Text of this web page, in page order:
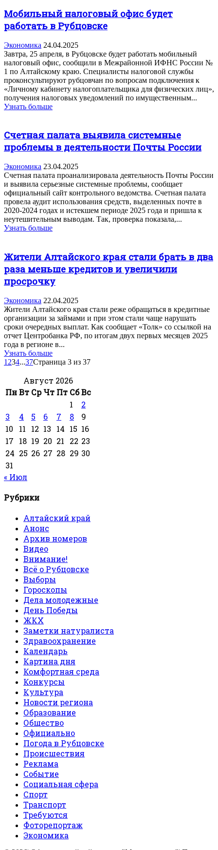
Мобильный налоговый офис будет
работать в Рубцовске
Экономика 24.04.2025
Завтра, 25 апреля, в Рубцовске будет работать мобильный
налоговый офис, сообщили в Межрайонной ИФНС России №
1 по Алтайскому краю. Специалисты налоговой службы
проконсультируют рубцовчан по вопросам подключения к
«Личному кабинету налогоплательщика для физических лиц»,
получения налоговых уведомлений по имущественным...
Узнать больше
Счетная палата выявила системные
проблемы в деятельности Почты России
Экономика 23.04.2025
Счетная палата проанализировала деятельность Почты России
и выявила серьезные системные проблемы, сообщает
официальный сайт контрольного ведомства. Счетная палата
провела аудит использования средств, выделенных почте в
2020-2024 годах и истекшем периоде 2025 года и пришла к
неутешительным выводам. Так, проверка показала,...
Узнать больше
Жители Алтайского края стали брать в два
раза меньше кредитов и увеличили
просрочку
Экономика 22.04.2025
Жители Алтайского края стали реже обращаться в кредитные
организации за займами и при этом стали чаще нарушать
сроки очередных выплат. Как сообщает «Толк» со ссылкой на
отчет Центробанка РФ, по итогам двух первых месяцев 2025
года в регионе в...
Узнать больше
1 234...37Страница 3 из 37
Август 2026
ПнВт Ср Чт Пт СбВс
1
2
3
4 5 6 7 8
9
10
11 12 13 14 15 16
17
18 19 20 21 22 23
24 25 26 27 28 29 30
31
« Июл
Рубрики
Алтайский край
Анонс
Архив номеров
Видео
Внимание!
Всё о Рубцовске
Выборы
Гороскопы
Дела молодежные
День Победы
ЖКХ
Заметки натуралиста
Здравоохранение
Календарь
Картина дня
Комфортная среда
Конкурсы
Культура
Новости региона
Образование
Общество
Официально
Погода в Рубцовске
Происшествия
Реклама
Событие
Социальная сфера
Спорт
Транспорт
Требуются
Фоторепортаж
Экономика